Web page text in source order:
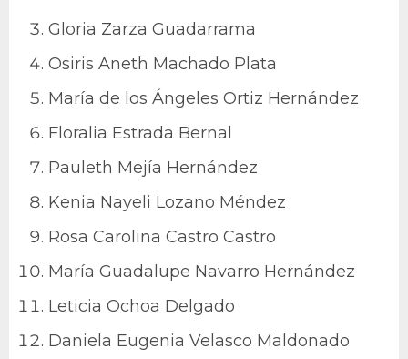
Gloria Zarza Guadarrama
Osiris Aneth Machado Plata
María de los Ángeles Ortiz Hernández
Floralia Estrada Bernal
Pauleth Mejía Hernández
Kenia Nayeli Lozano Méndez
Rosa Carolina Castro Castro
María Guadalupe Navarro Hernández
Leticia Ochoa Delgado
Daniela Eugenia Velasco Maldonado